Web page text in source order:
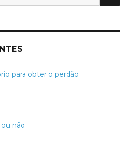
para obter o perdão
não